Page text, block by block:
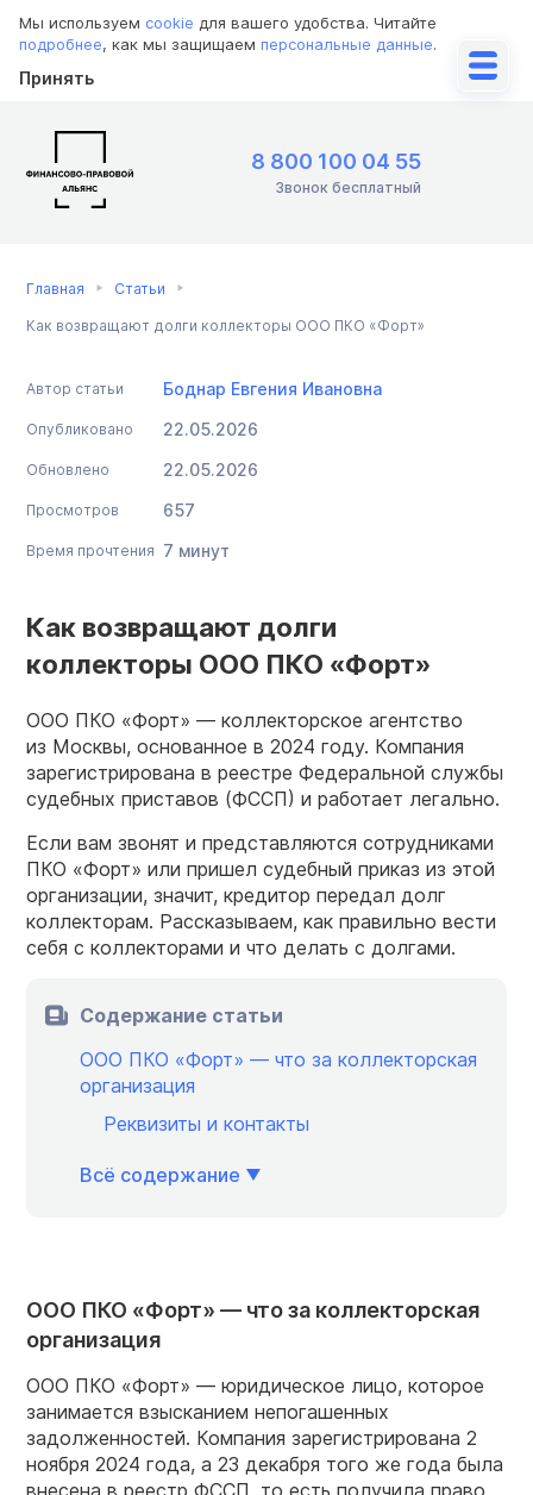
Мы используем cookie для вашего удобства. Читайте
подробнее, как мы защищаем персональные данные.
Принять
8 800 100 04 55
Звонок бесплатный
Главная Статьи
Как возвращают долги коллекторы ООО ПКО «Форт»
Автор статьи Боднар Евгения Ивановна
Опубликовано 22.05.2026
Обновлено 22.05.2026
Просмотров 657
Время прочтения 7 минут
Как возвращают долги
коллекторы ООО ПКО «Форт»
ООО ПКО «Форт» — коллекторское агентство
из Москвы, основанное в 2024 году. Компания
зарегистрирована в реестре Федеральной службы
судебных приставов (ФССП) и работает легально.
Если вам звонят и представляются сотрудниками
ПКО «Форт» или пришел судебный приказ из этой
организации, значит, кредитор передал долг
коллекторам. Рассказываем, как правильно вести
себя с коллекторами и что делать с долгами.
Содержание статьи
ООО ПКО «Форт» — что за коллекторская
организация
Реквизиты и контакты
Всё содержание
ООО ПКО «Форт» — что за коллекторская
организация
ООО ПКО «Форт» — юридическое лицо, которое
занимается взысканием непогашенных
задолженностей. Компания зарегистрирована 2
ноября 2024 года, а 23 декабря того же года была
внесена в реестр ФССП, то есть получила право